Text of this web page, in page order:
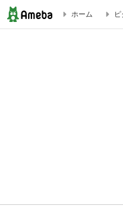
愛を感じると笑顔になる |
ホーム